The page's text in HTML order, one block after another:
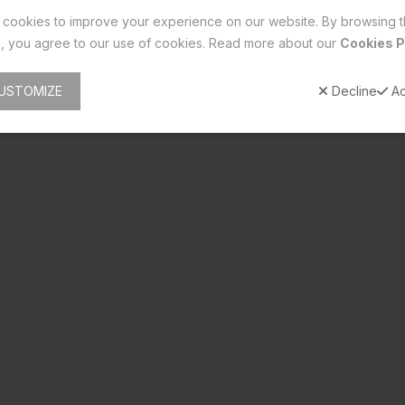
cookies to improve your experience on our website. By browsing
you agree to our use of cookies. Read more about our Cookies
Decline